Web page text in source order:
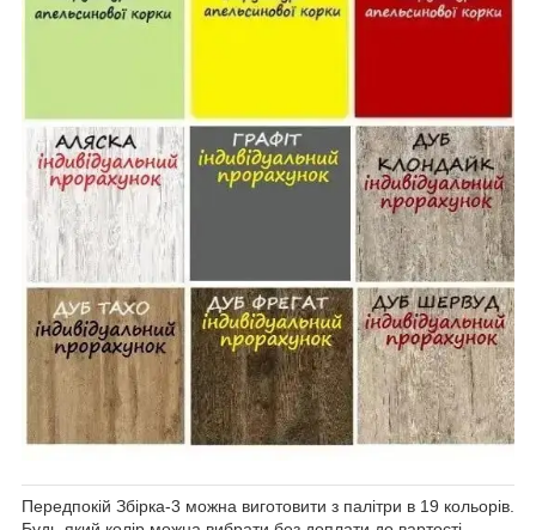
Передпокій Збірка-3 можна виготовити з палітри в 19 кольорів.